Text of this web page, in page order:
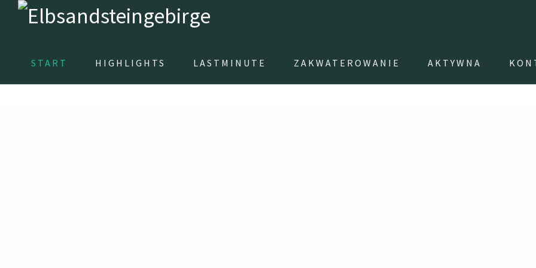
START HIGHLIGHTS LASTMINUTE ZAKWATEROWANIE AKTYWNA